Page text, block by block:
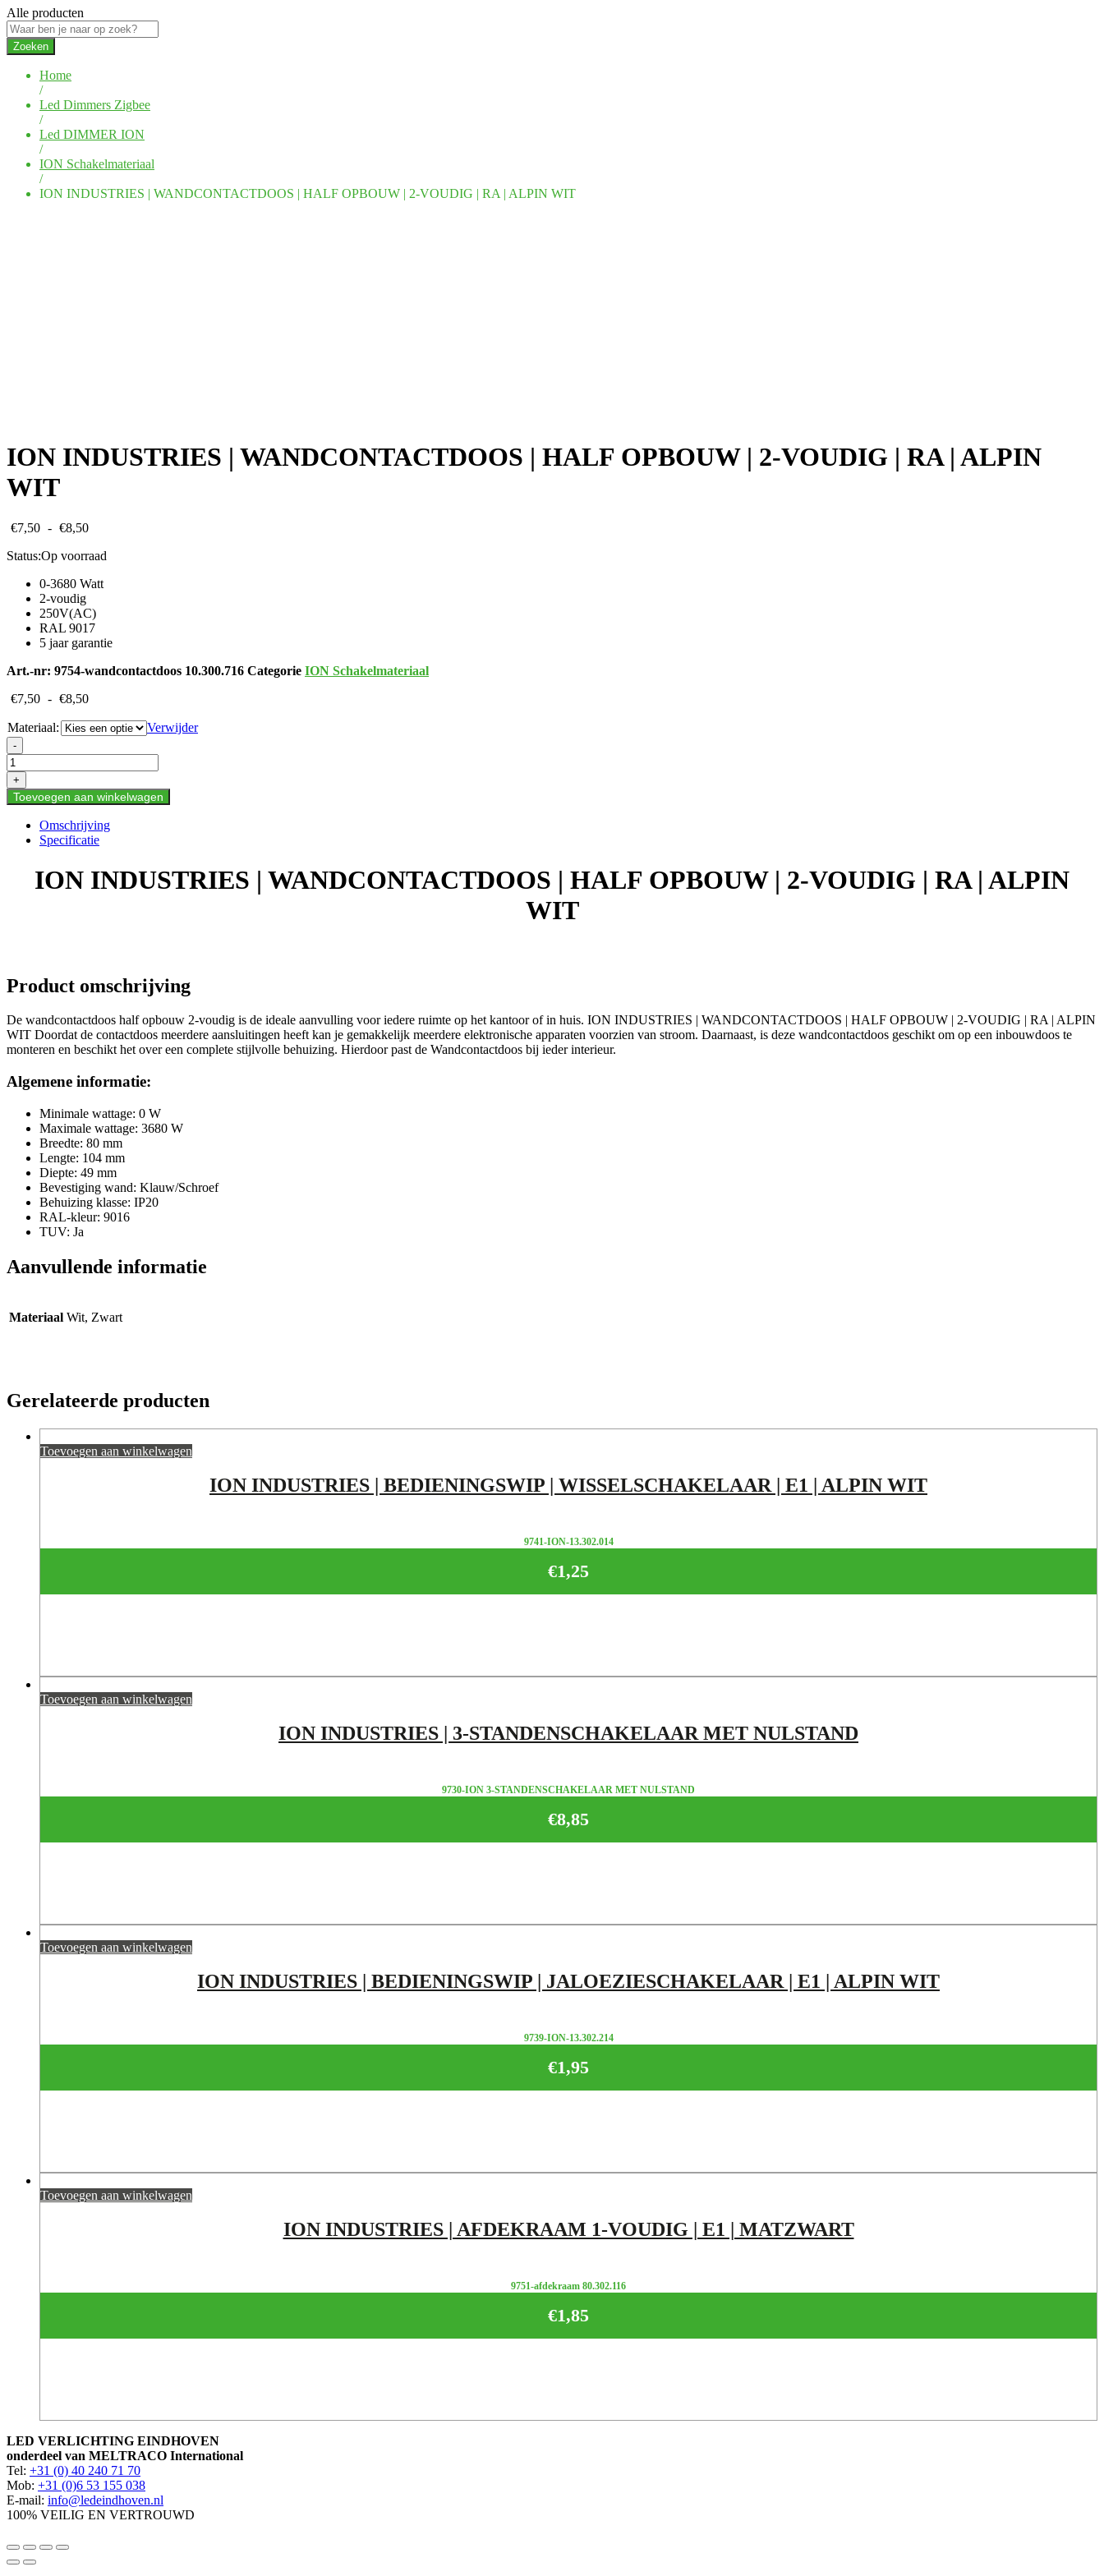
Alle producten
Zoeken
Home
/
Led Dimmers Zigbee
/
Led DIMMER ION
/
ION Schakelmateriaal
/
ION INDUSTRIES | WANDCONTACTDOOS | HALF OPBOUW | 2-VOUDIG | RA | ALPIN WIT
ION INDUSTRIES | WANDCONTACTDOOS | HALF OPBOUW | 2-VOUDIG | RA | ALPIN
WIT
€7,50 - €8,50
tot
Status:Op voorraad
0-3680 Watt
2-voudig
250V(AC)
RAL 9017
5 jaar garantie
Art.-nr: 9754-wandcontactdoos 10.300.716 Categorie ION Schakelmateriaal
€7,50 - €8,50
tot
Materiaal:
Verwijder
ION
INDUSTRIES
|
WANDCONTACTDOOS
|
OPBOUW
VOUDIG
-
+
Toevoegen aan winkelwagen
Omschrijving
Specificatie
ION INDUSTRIES | WANDCONTACTDOOS | HALF OPBOUW | 2-VOUDIG | RA | ALPIN
WIT
Product omschrijving
De wandcontactdoos half opbouw 2-voudig is de ideale aanvulling voor iedere ruimte op het kantoor of in huis. ION INDUSTRIES | WANDCONTACTDOOS | HALF OPBOUW | 2-VOUDIG | RA | ALPIN
WIT Doordat de contactdoos meerdere aansluitingen heeft kan je gemakkelijk meerdere elektronische apparaten voorzien van stroom. Daarnaast, is deze wandcontactdoos geschikt om op een inbouwdoos te
monteren en beschikt het over een complete stijlvolle behuizing. Hierdoor past de Wandcontactdoos bij ieder interieur.
Algemene informatie:
Minimale wattage: 0 W
Maximale wattage: 3680 W
Breedte: 80 mm
Lengte: 104 mm
Diepte: 49 mm
Bevestiging wand: Klauw/Schroef
Behuizing klasse: IP20
RAL-kleur: 9016
TUV: Ja
Aanvullende informatie
Materiaal Wit, Zwart
Gerelateerde producten
Toevoegen aan winkelwagen
ION INDUSTRIES | BEDIENINGSWIP | WISSELSCHAKELAAR | E1 | ALPIN WIT
9741-ION-13.302.014
€1,25
Toevoegen aan winkelwagen
ION INDUSTRIES | 3-STANDENSCHAKELAAR MET NULSTAND
9730-ION 3-STANDENSCHAKELAAR MET NULSTAND
€8,85
Toevoegen aan winkelwagen
ION INDUSTRIES | BEDIENINGSWIP | JALOEZIESCHAKELAAR | E1 | ALPIN WIT
9739-ION-13.302.214
€1,95
Toevoegen aan winkelwagen
ION INDUSTRIES | AFDEKRAAM 1-VOUDIG | E1 | MATZWART
9751-afdekraam 80.302.116
€1,85
LED VERLICHTING EINDHOVEN
onderdeel van MELTRACO International
Tel: +31 (0) 40 240 71 70
Mob: +31 (0)6 53 155 038
E-mail: info@ledeindhoven.nl
100% VEILIG EN VERTROUWD